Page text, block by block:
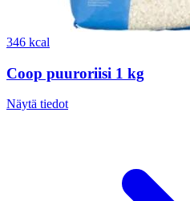
346 kcal
Coop puuroriisi 1 kg
Näytä tiedot